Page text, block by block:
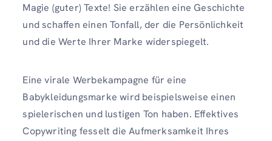
Magie (guter) Texte! Sie erzählen eine Geschichte
und schaffen einen Tonfall, der die Persönlichkeit
und die Werte Ihrer Marke widerspiegelt.
Eine virale Werbekampagne für eine
Babykleidungsmarke wird beispielsweise einen
spielerischen und lustigen Ton haben. Effektives
Copywriting fesselt die Aufmerksamkeit Ihres